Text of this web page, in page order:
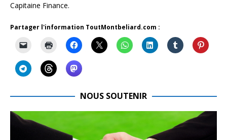
Capitaine Finance.
Partager l'information ToutMontbeliard.com :
NOUS SOUTENIR